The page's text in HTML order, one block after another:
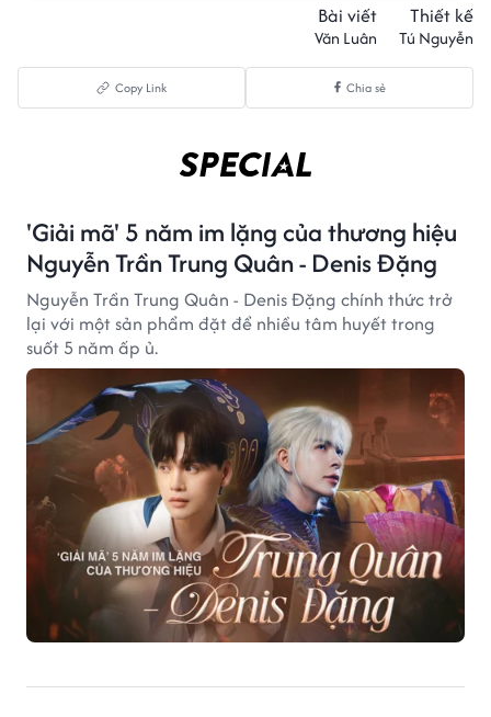
Bài viết
Văn Luân
Thiết kế
Tú Nguyễn
Copy Link Chia sẻ
'Giải mã' 5 năm im lặng của thương hiệu
Nguyễn Trần Trung Quân - Denis Đặng
Nguyễn Trần Trung Quân - Denis Đặng chính thức trở
lại với một sản phẩm đặt để nhiều tâm huyết trong
suốt 5 năm ấp ủ.